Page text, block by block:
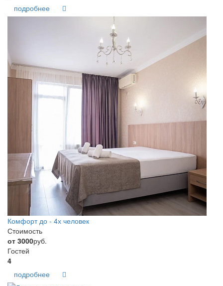
подробнее
Комфорт до - 4х человек
Стоимость
от 3000руб.
Гостей
4
подробнее